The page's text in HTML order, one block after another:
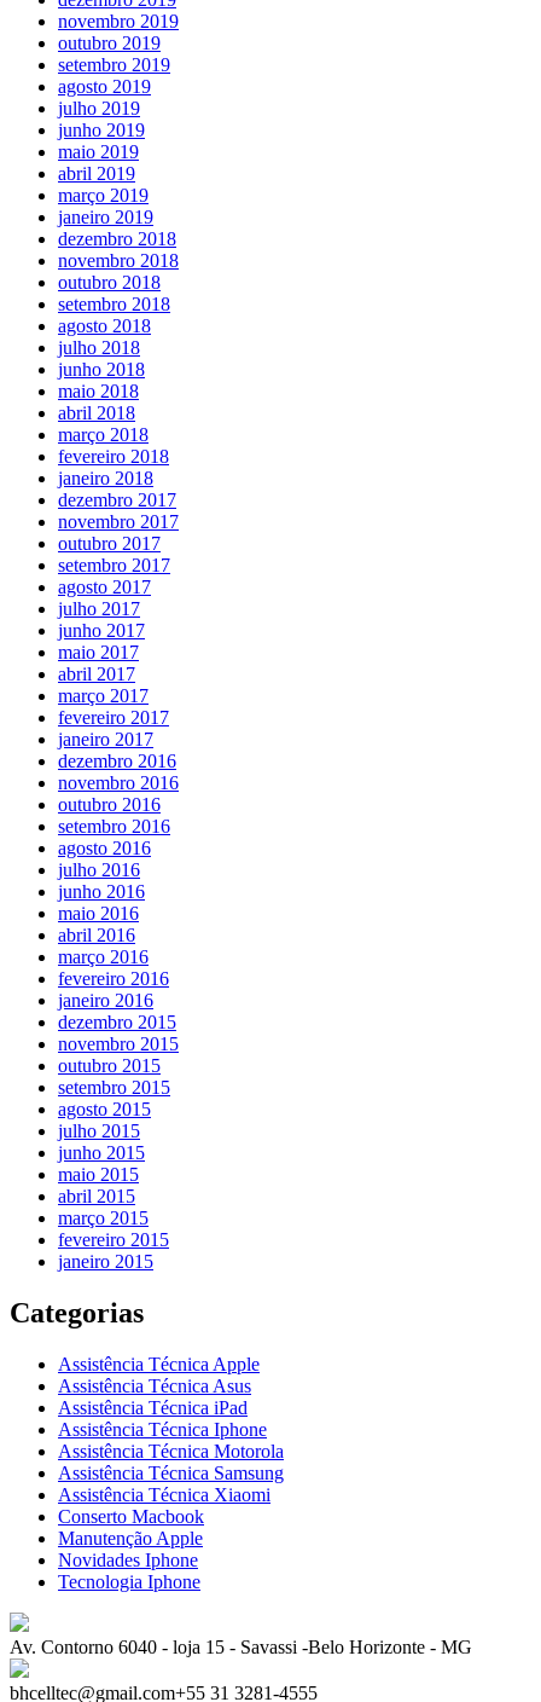
novembro 2019
outubro 2019
setembro 2019
agosto 2019
julho 2019
junho 2019
maio 2019
abril 2019
março 2019
janeiro 2019
dezembro 2018
novembro 2018
outubro 2018
setembro 2018
agosto 2018
julho 2018
junho 2018
maio 2018
abril 2018
março 2018
fevereiro 2018
janeiro 2018
dezembro 2017
novembro 2017
outubro 2017
setembro 2017
agosto 2017
julho 2017
junho 2017
maio 2017
abril 2017
março 2017
fevereiro 2017
janeiro 2017
dezembro 2016
novembro 2016
outubro 2016
setembro 2016
agosto 2016
julho 2016
junho 2016
maio 2016
abril 2016
março 2016
fevereiro 2016
janeiro 2016
dezembro 2015
novembro 2015
outubro 2015
setembro 2015
agosto 2015
julho 2015
junho 2015
maio 2015
abril 2015
março 2015
fevereiro 2015
janeiro 2015
Categorias
Assistência Técnica Apple
Assistência Técnica Asus
Assistência Técnica iPad
Assistência Técnica Iphone
Assistência Técnica Motorola
Assistência Técnica Samsung
Assistência Técnica Xiaomi
Conserto Macbook
Manutenção Apple
Novidades Iphone
Tecnologia Iphone
Av. Contorno 6040 - loja 15 - Savassi -Belo Horizonte - MG
bhcelltec@gmail.com+55 31 3281-4555